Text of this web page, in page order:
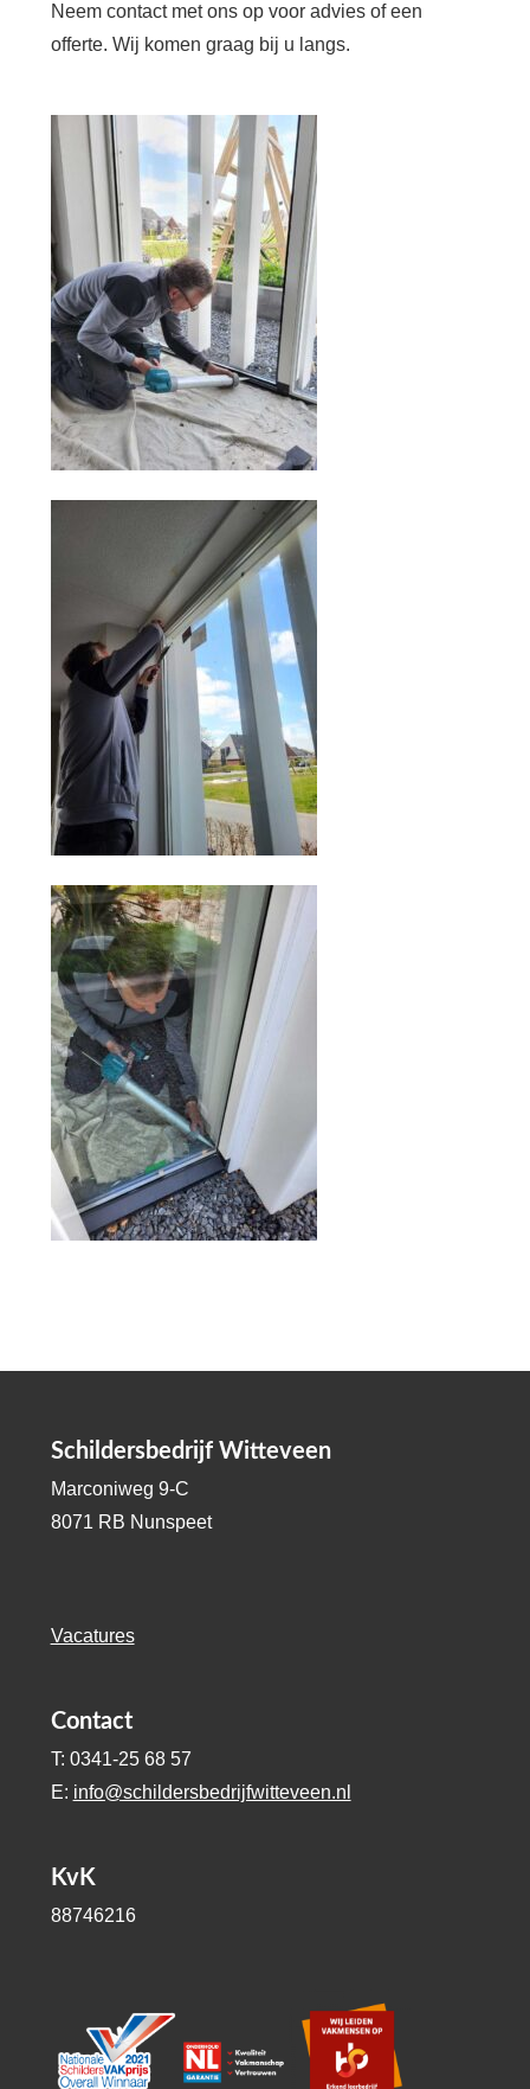
Neem contact met ons op voor advies of een
offerte. Wij komen graag bij u langs.
Schildersbedrijf Witteveen
Marconiweg 9-C
8071 RB Nunspeet
Vacatures
Contact
T: 0341-25 68 57
E: info@schildersbedrijfwitteveen.nl
KvK
88746216